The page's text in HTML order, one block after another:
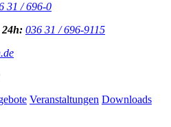
31 / 696-0
24h: 036 31 / 696-9115
Veranstaltungen Downloads